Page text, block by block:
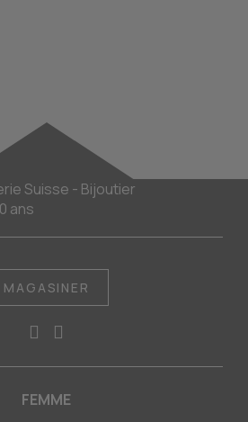
MAGASINER
FEMME